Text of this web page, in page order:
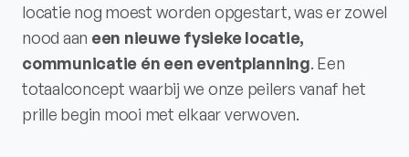
locatie nog moest worden opgestart, was er zowel
nood aan een nieuwe fysieke locatie,
communicatie én een eventplanning. Een
totaalconcept waarbij we onze peilers vanaf het
prille begin mooi met elkaar verwoven.